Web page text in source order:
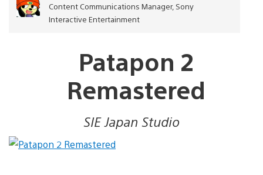
Content Communications Manager, Sony
Interactive Entertainment
Patapon 2
Remastered
SIE Japan Studio